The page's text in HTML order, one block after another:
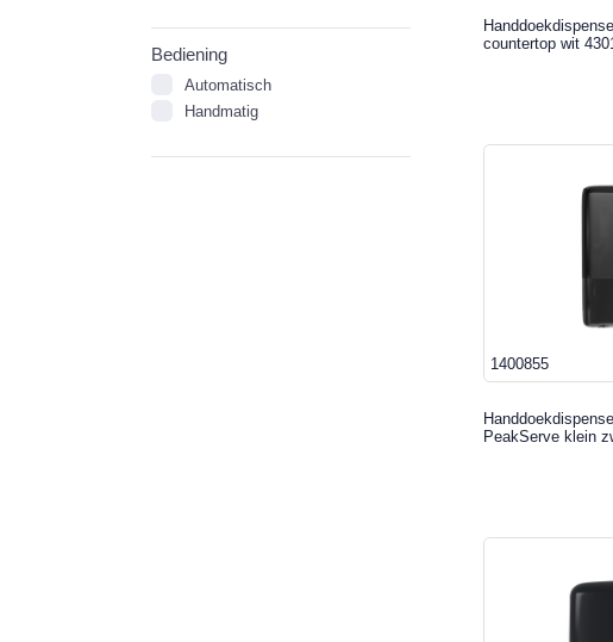
Bediening
Automatisch
Handmatig
countertop wit
1400855
PeakServe klein